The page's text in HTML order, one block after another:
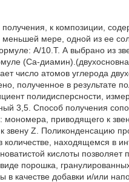
получения, к композиции,
мере, одной из ее
А/10.Т. А выбрано из
(Са-
число атомов углерода
полученное в результате
полидисперсности,
3,5. Способ получения
приводящего к
Z. Поликонденсацию
находящемся в
кислоты позволяет
порошка,
качестве добавки и/или